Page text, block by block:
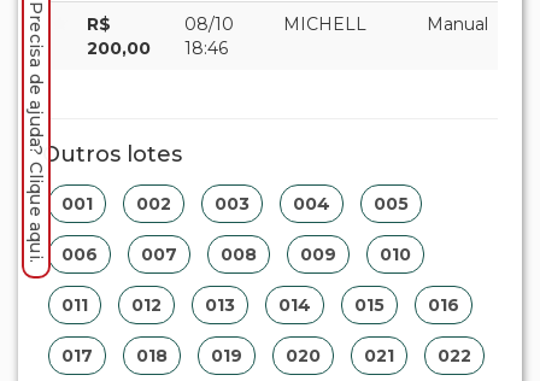
R$
200,00
08/10
18:46
MICHELL Manual
Outros lotes
001 002 003 004 005
006 007 008 009 010
011 012 013 014 015 016
017 018 019 020 021 022
Precisa de ajuda? Clique aqui.